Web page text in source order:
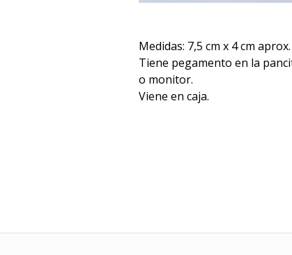
Medidas: 7,5 cm x 4 cm aprox.
Tiene pegamento en la
o monitor.
Viene en caja.